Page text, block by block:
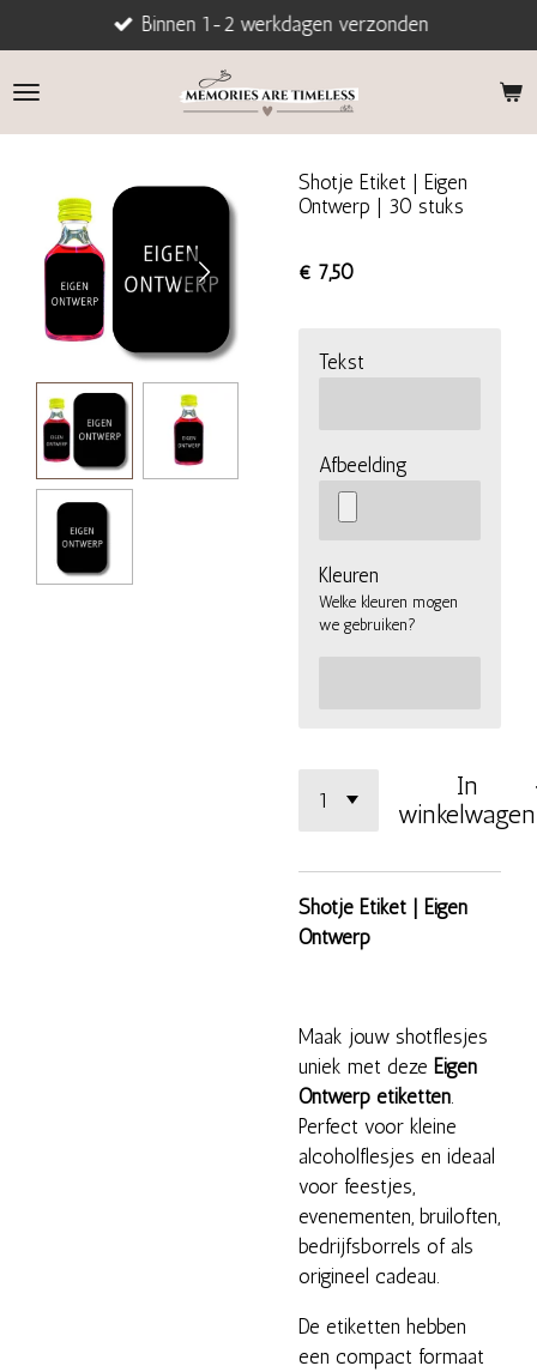
direct
naar
Binnen 1-2 werkdagen verzonden
Shotje Etiket | Eigen
Ontwerp | 30 stuks
€ 7,50
Tekst
Afbeelding
Kleuren
Welke kleuren mogen
we gebruiken?
In
winkelwagen
Shotje Etiket | Eigen
Ontwerp
Maak jouw shotflesjes
uniek met deze Eigen
Ontwerp etiketten
Perfect voor kleine
alcoholflesjes en ideaal
voor feestjes,
evenementen, bruiloften,
bedrijfsborrels of als
origineel cadeau.
De etiketten hebben
een compact formaat